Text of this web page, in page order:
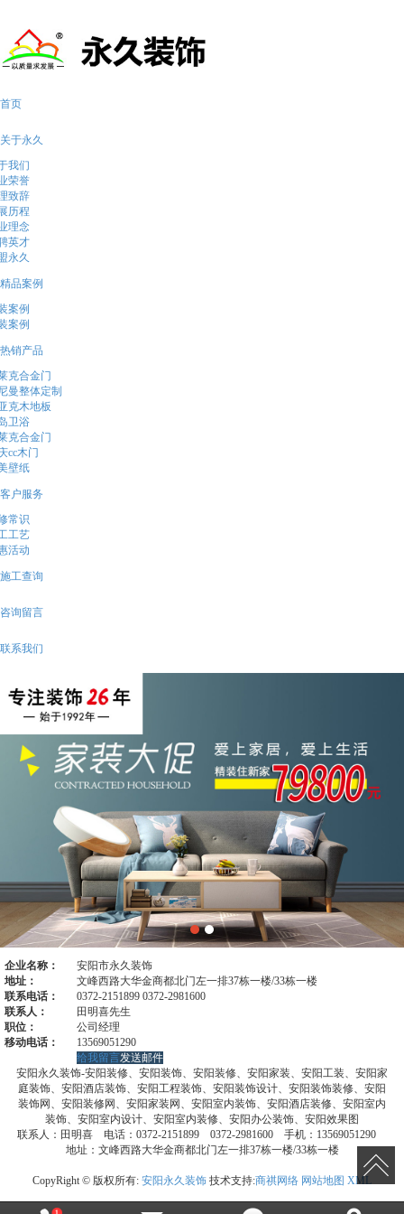
首页
关于永久
我们
荣誉
致辞
历程
理念
英才
永久
精品案例
案例
案例
热销产品
克合金门
曼整体定制
克木地板
卫浴
克合金门
cc木门
壁纸
客户服务
常识
工艺
活动
施工查询
咨询留言
联系我们
企业名称：
安阳市永久装饰
地址：
文峰西路大华金商都北门左一排37栋一楼/33栋一楼
联系电话：
0372-2151899 0372-2981600
联系人：
田明喜先生
职位：
公司经理
移动电话：
13569051290
给我留言发送邮件
安阳永久装饰-安阳装修、安阳装饰、安阳装修、安阳家装、安阳工装、安阳家
庭装饰、安阳酒店装饰、安阳工程装饰、安阳装饰设计、安阳装饰装修、安阳
装饰网、安阳装修网、安阳家装网、安阳室内装饰、安阳酒店装修、安阳室内
装饰、安阳室内设计、安阳室内装修、安阳办公装饰、安阳效果图
联系人：田明喜 电话：0372-2151899 0372-2981600 手机：13569051290
地址：文峰西路大华金商都北门左一排37栋一楼/33栋一楼
CopyRight © 版权所有: 安阳永久装饰 技术支持:商祺网络 网站地图 XML